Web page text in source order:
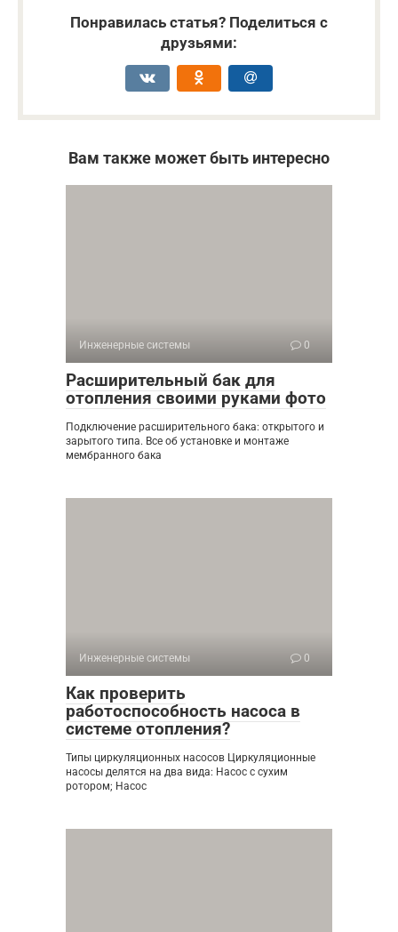
Понравилась статья? Поделиться с
друзьями:
Вам также может быть интересно
Инженерные системы 0
Расширительный бак для
отопления своими руками фото
Подключение расширительного бака: открытого и
зарытого типа. Все об установке и монтаже
мембранного бака
Инженерные системы 0
Как проверить
работоспособность насоса в
системе отопления?
Типы циркуляционных насосов Циркуляционные
насосы делятся на два вида: Насос с сухим
ротором; Насос